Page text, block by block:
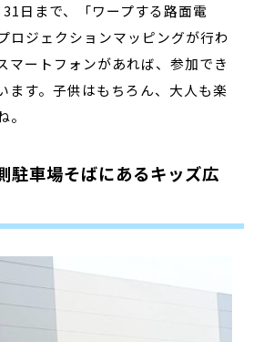
日まで、「ワープする路面電
ロジェクションマッピングが行わ
マートフォンがあれば、参加でき
ます。子供はもちろん、大人も楽
駐車場そばにあるキッズ広